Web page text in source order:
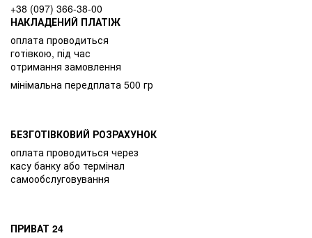
+38 (097) 366-38-00
НАКЛАДЕНИЙ ПЛАТІЖ
оплата проводиться
готівкою, під час
отримання замовлення
мінімальна передплата 500 гр
БЕЗГОТІВКОВИЙ РОЗРАХУНОК
оплата проводиться через
касу банку або термінал
самообслуговування
ПРИВАТ 24